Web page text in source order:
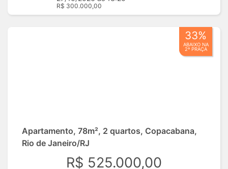
R$ 300.000,00
33%
ABAIXO NA
2ª PRAÇA
Apartamento, 78m², 2 quartos, Copacabana,
Rio de Janeiro/RJ
R$ 525.000,00